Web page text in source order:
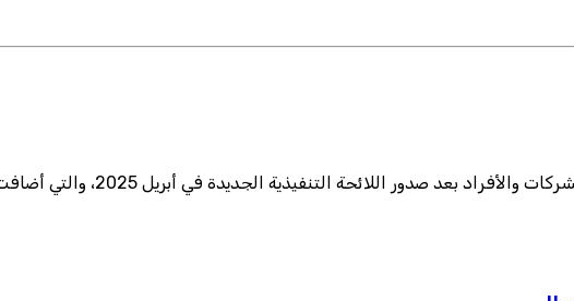
صدور اللائحة التنفيذية الجديدة في أبريل 2025، والتي أضافت تو